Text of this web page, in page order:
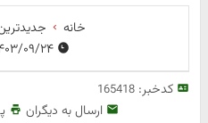
خانه
۱۴۰۳/۰۹/۲۴ ۱۸:۰۴:۲۷
کدخبر:165418
ارسال به دیگران